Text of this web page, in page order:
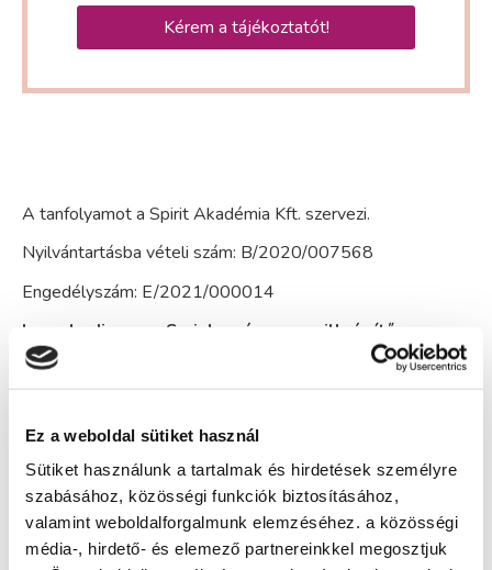
Ez a weboldal sütiket használ
Sütiket használunk a tartalmak és hirdetések személyre
szabásához, közösségi funkciók biztosításához,
valamint weboldalforgalmunk elemzéséhez. a közösségi
média-, hirdető- és elemező partnereinkkel megosztjuk
Kérem a tájékoztatót!
A tanfolyamot a Spirit Akadémia Kft. szervezi.
Nyilvántartásba vételi szám: B/2020/007568
Engedélyszám: E/2021/000014
Ismerkedj meg a Sminkes és szempillaépítő
képzéssel!
A sminkes és szempilla építő tanfolyam keretei között
számára sminket készíteni és magas szintű műszempilla
építési technikákat alkalmazni. Miután megtervezted a
sminkprofilt és elkészítetted a specifikus sminktervet,
figyelembe véve a vendég igényeit és stílusjegyeit,
megalkotod az előre egyeztetett munkát. Munkádat
végezheted csapatban vagy önállóan, alkalmazottként